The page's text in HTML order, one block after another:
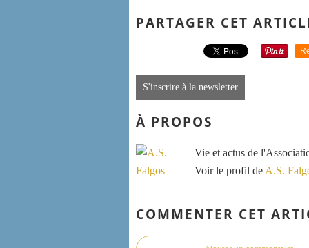
PARTAGER CET
S'inscrire à la newsletter
À PROPOS
Vie et actus de
Voir le profil de A.S.
COMMENTER CET